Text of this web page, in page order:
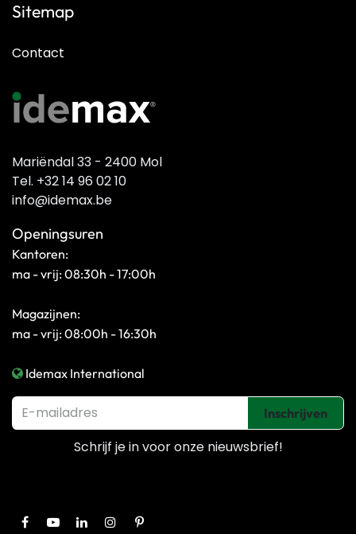
Sitemap
Contact
Mariëndal 33 - 2400 Mol
Tel. +32 14 96 02 10
info@idemax.be
Openingsuren
Kantoren:
ma - vrij: 08:30h - 17:00h
Magazijnen:
ma - vrij: 08:00h - 16:30h
Idemax International
Inschrijven
Schrijf je in voor onze nieuwsbrief!